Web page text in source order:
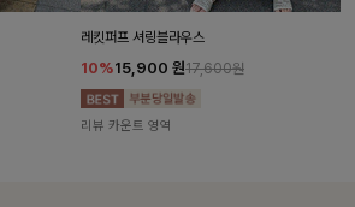
레킷퍼프 셔링블라우스
10%15,900 원17,600원
리뷰 카운트 영역